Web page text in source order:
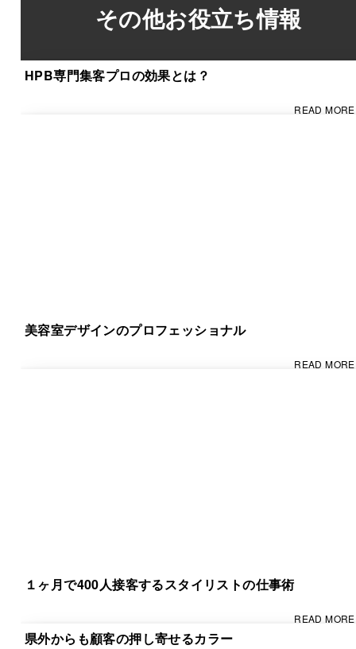
その他お役立ち情報
HPB専門集客プロの効果とは？
READ MORE
美容室デザインのプロフェッショナル
READ MORE
１ヶ月で400人接客するスタイリストの仕事術
READ MORE
県外からも顧客の押し寄せるカラー